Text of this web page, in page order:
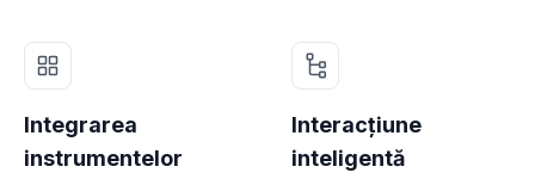
Integrarea
instrumentelor
Interacțiune
inteligentă